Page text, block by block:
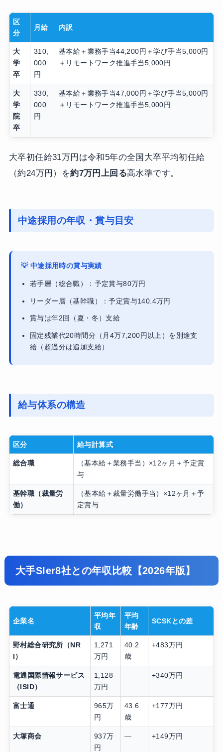
区
分
月給 内訳
大
学
卒
310,
000
円
基本給＋業務手当44,200円＋学び手当5,000円
＋リモートワーク推進手当5,000円
大
学
院
卒
330,
000
円
基本給＋業務手当47,000円＋学び手当5,000円
＋リモートワーク推進手当5,000円
大卒初任給31万円は令和5年の全国大卒平均初任給
（約24万円）を約7万円上回る高水準です。
中途採用の年収・賞与目安
💡 中途採用時の賞与実績
若手層（総合職）：予定賞与80万円
リーダー層（基幹職）：予定賞与140.4万円
賞与は年2回（夏・冬）支給
固定残業代20時間分（月4万7,200円以上）を別途支
給（超過分は追加支給）
給与体系の構造
区分 給与計算式
総合職
（基本給＋業務手当）×12ヶ月＋予定賞
与
基幹職（裁量労
働）
（基本給＋裁量労働手当）×12ヶ月＋予
定賞与
大手SIer8社との年収比較【2026年版】
企業名
平均年
収
平均
年齢
SCSKとの差
野村総合研究所（NR
I）
1,271
万円
40.2
歳
+483万円
電通国際情報サービス
（ISID）
1,128
万円
— +340万円
富士通
965万
円
43.6
歳
+177万円
大塚商会
937万
円
— +149万円